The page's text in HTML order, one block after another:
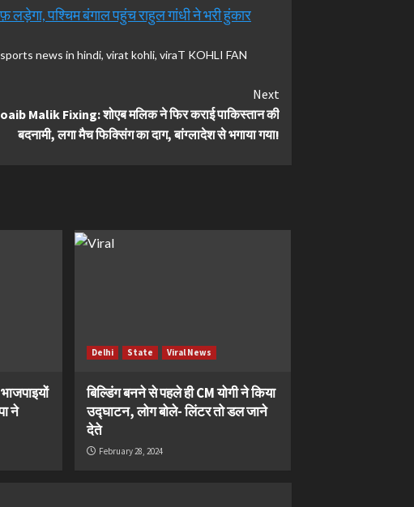
पश्चिम बंगाल पहुंच राहुल गांधी ने भरी हुंकार
sports news in hindi, virat kohli, viraT KOHLI FAN
Next
Malik Fixing: शोएब मलिक ने फिर कराई पाकिस्तान की
बदनामी, लगा मैच फिक्सिंग का दाग, बांग्लादेश से भगाया गया!
ने
Delhi State Viral News
बिल्डिंग बनने से पहले ही CM योगी ने किया
उद्घाटन, लोग बोले- लिंटर तो डल जाने
देते
February 28, 2024